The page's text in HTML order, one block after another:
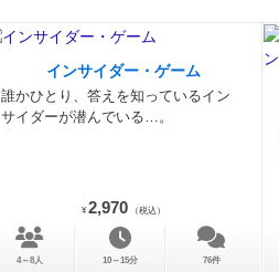
インサイダー・ゲーム
誰かひとり、答えを知っているイン
サイダーが潜んでいる…。
¥ 2,970 （税込）
4～8人 10～15分 76件